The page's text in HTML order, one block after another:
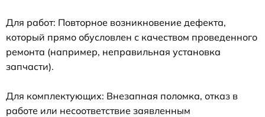
Для работ: Повторное возникновение дефекта,
который прямо обусловлен с качеством проведенного
ремонта (например, неправильная установка
запчасти).
Для комплектующих: Внезапная поломка, отказ в
работе или несоответствие заявленным